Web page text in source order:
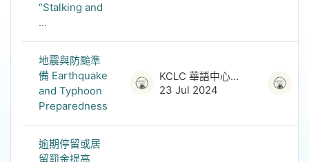
“Stalking and
...
地震與防颱準
備 Earthquake
and Typhoon
Preparedness
KCLC 華語中心管理員
23 Jul 2024
逾期停留或居
留罰金提高